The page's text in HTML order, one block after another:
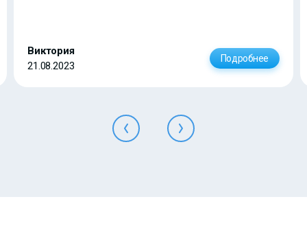
Виктория
21.08.2023
Подробнее